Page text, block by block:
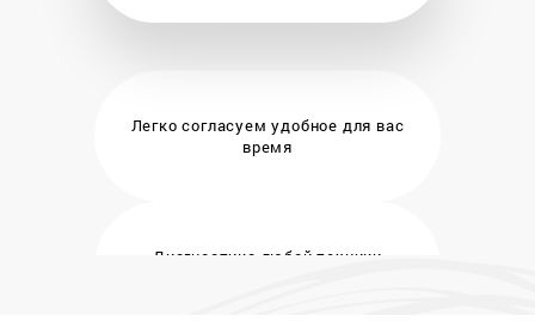
Легко согласуем удобное для вас
время
Диагностика любой техники